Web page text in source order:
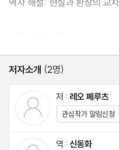
열린책들 세계문학 시리즈
설 『심판의 날의 거장』이 독
관념적 주제를 속도감 있게
유대인 집안에서 태어나 당
빈을 중심으로 활동했던 작
역자 해설: 현실과 환상의 교
저자소개 (2명)
저 : 레오 페루츠
관심작가 알림신청
역 : 신동화